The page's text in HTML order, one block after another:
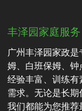
丰泽园家庭服务
广州丰泽园家政
姆、白班保姆、
经验丰富、训练
需求。无论是长
我们都能为您推